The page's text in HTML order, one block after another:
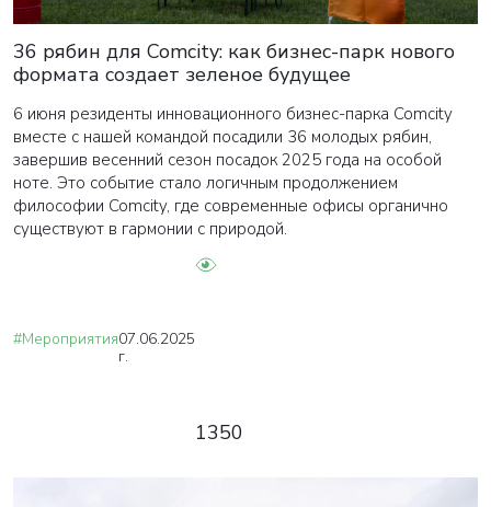
36 рябин для Comcity: как бизнес-парк нового
формата создает зеленое будущее
6 июня резиденты инновационного бизнес-парка Comcity
вместе с нашей командой посадили 36 молодых рябин,
завершив весенний сезон посадок 2025 года на особой
ноте. Это событие стало логичным продолжением
философии Comcity, где современные офисы органично
существуют в гармонии с природой.
#Мероприятия07.06.2025
г.
1350